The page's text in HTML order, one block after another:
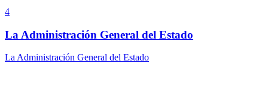
4
La Administración General del Estado
La Administración General del Estado